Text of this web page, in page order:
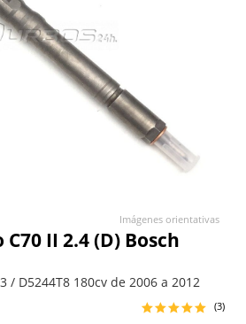
II 2.4 (D) Bosch
/ D5244T8 180cv de 2006 a 2012
(3)
Imágenes orientativas